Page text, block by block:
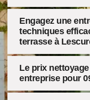
Engagez une
techniques
terrasse à
Le prix
entreprise pour